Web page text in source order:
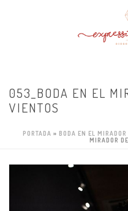
053_BODA EN EL
VIENTOS
PORTADA » BODA EN EL
MIRADOR